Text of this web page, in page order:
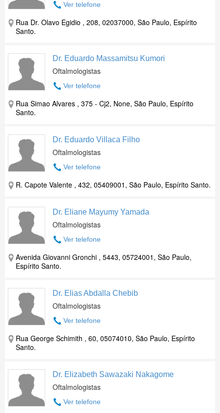
Ver telefone
Rua Dr. Olavo Egidio , 208, 02037000, São Paulo, Espírito
Santo.
Dr. Eduardo Massamitsu Kumori
Oftalmologistas
Ver telefone
Rua Simao Alvares , 375 - Cj2, None, São Paulo, Espírito
Santo.
Dr. Eduardo Villaca Filho
Oftalmologistas
Ver telefone
R. Capote Valente , 432, 05409001, São Paulo, Espírito Santo.
Dr. Eliane Mayumy Yamada
Oftalmologistas
Ver telefone
Avenida Giovanni Gronchi , 5443, 05724001, São Paulo,
Espírito Santo.
Dr. Elias Abdalla Chebib
Oftalmologistas
Ver telefone
Rua George Schimith , 60, 05074010, São Paulo, Espírito
Santo.
Dr. Elizabeth Sawazaki Nakagome
Oftalmologistas
Ver telefone